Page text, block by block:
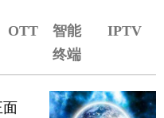
OTT
智能
终端
IPTV
面